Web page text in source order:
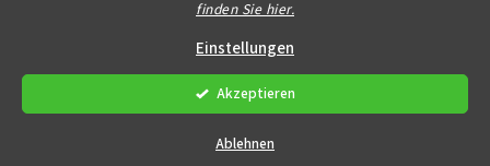
finden Sie hier.
Einstellungen
Ablehnen
Akzeptieren
Erstellt von Shoptet
Copyright 2026diagstore.at. Alle Rechte vorbehalten.Cookie-
Einstellungen ändern